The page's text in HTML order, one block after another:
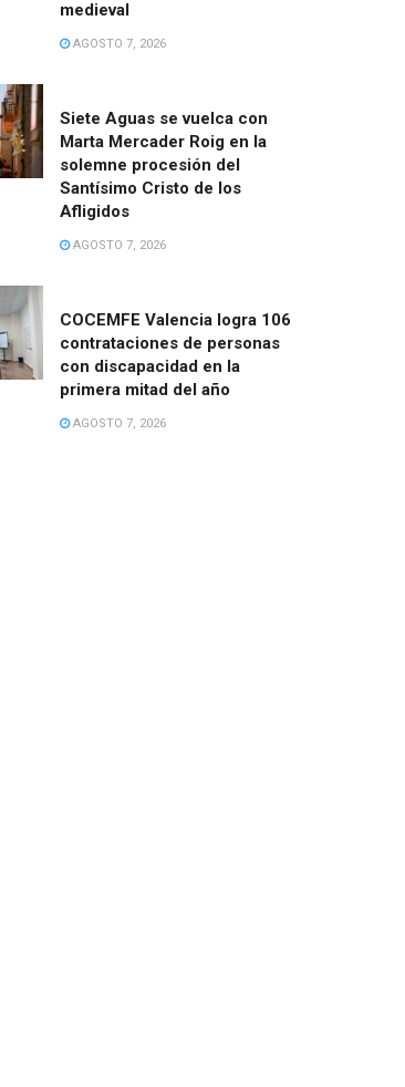
medieval
AGOSTO 7, 2026
Siete Aguas se vuelca con
Marta Mercader Roig en la
solemne procesión del
Santísimo Cristo de los
Afligidos
AGOSTO 7, 2026
COCEMFE Valencia logra 106
contrataciones de personas
con discapacidad en la
primera mitad del año
AGOSTO 7, 2026